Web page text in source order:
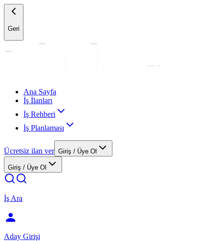
Geri
Ana Sayfa
İş İlanları
İş Rehberi
İş Planlaması
Ücretsiz ilan ver Giriş / Üye Ol
Giriş / Üye Ol
İş Ara
Aday Girişi